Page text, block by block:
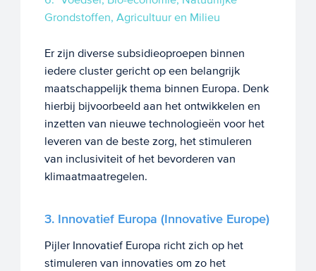
Grondstoffen, Agricultuur en Milieu
Er zijn diverse subsidieoproepen binnen
iedere cluster gericht op een belangrijk
maatschappelijk thema binnen Europa. Denk
hierbij bijvoorbeeld aan het ontwikkelen en
inzetten van nieuwe technologieën voor het
leveren van de beste zorg, het stimuleren
van inclusiviteit of het bevorderen van
klimaatmaatregelen.
3. Innovatief Europa (Innovative Europe)
Pijler Innovatief Europa richt zich op het
stimuleren van innovaties om zo het